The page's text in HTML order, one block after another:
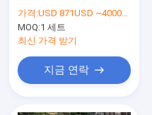
가격:USD 871USD ~4000USD or more based on the sizes
MOQ:1 세트
최신 가격 받기
지금 연락